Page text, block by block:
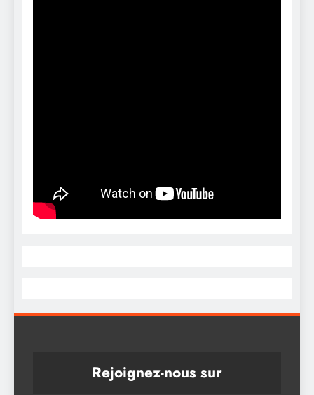
Rejoignez-nous sur